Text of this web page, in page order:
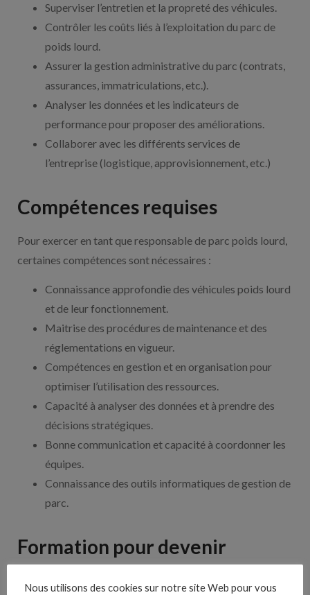
Superviser l’entretien et la propreté des véhicules.
Contrôler les coûts liés à l’exploitation du parc de
poids lourd.
Assurer la gestion administrative du parc (contrats,
assurances, immatriculations, etc.).
Analyser les données et les indicateurs de
performance pour proposer des améliorations.
Collaborer avec les différents services de
l’entreprise (logistique, approvisionnement, etc.)
Compétences requises
Pour exercer en tant que responsable de parc poids lourd,
certaines compétences sont nécessaires :
Connaissance approfondie des véhicules poids lourd
et de leur fonctionnement.
Maitrise des procédures de maintenance et des
réglementations en vigueur.
Compétences en gestion et en organisation pour
optimiser l’utilisation des ressources.
Capacité à analyser des données et à prendre des
décisions stratégiques.
Bonne communication et capacité à coordonner les
équipes.
Connaissance des outils informatiques de gestion de
parc.
Formation pour devenir
Nous utilisons des cookies sur notre site Web pour vous